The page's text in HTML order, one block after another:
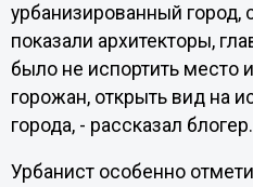
урбанизированный город,
показали архитекторы,
было не испортить место
горожан, открыть вид на
города, - рассказал блогер.
Урбанист особенно